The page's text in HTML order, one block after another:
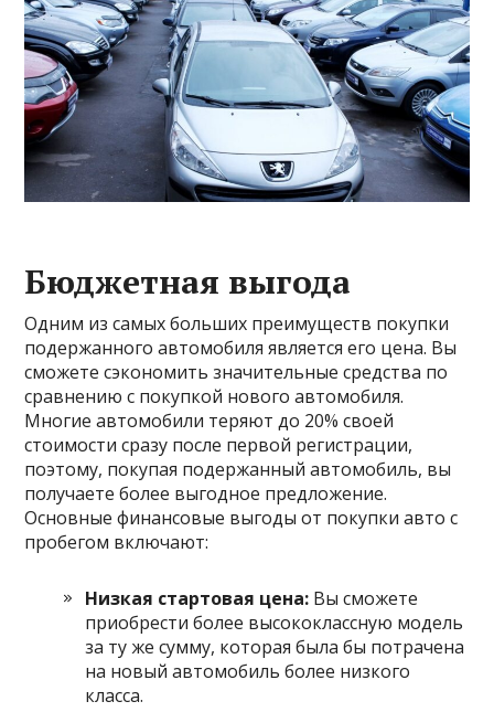
Бюджетная выгода
Одним из самых больших преимуществ покупки
подержанного автомобиля является его цена. Вы
сможете сэкономить значительные средства по
сравнению с покупкой нового автомобиля.
Многие автомобили теряют до 20% своей
стоимости сразу после первой регистрации,
поэтому, покупая подержанный автомобиль, вы
получаете более выгодное предложение.
Основные финансовые выгоды от покупки авто с
пробегом включают:
Низкая стартовая цена: Вы сможете
приобрести более высококлассную модель
за ту же сумму, которая была бы потрачена
на новый автомобиль более низкого
класса.